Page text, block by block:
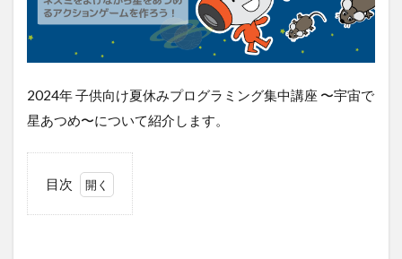
2024年 子供向け夏休みプログラミング集中講座 〜宇宙で
星あつめ〜について紹介します。
目次